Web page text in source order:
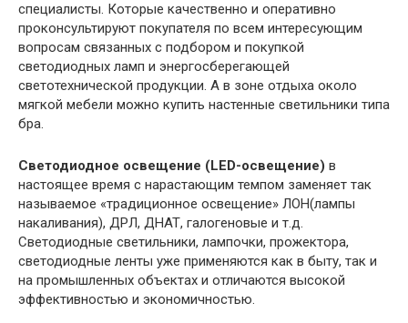
специалисты. Которые качественно и оперативно
проконсультируют покупателя по всем интересующим
вопросам связанных с подбором и покупкой
светодиодных ламп и энергосберегающей
светотехнической продукции. А в зоне отдыха около
мягкой мебели можно купить настенные светильники типа
бра.
Светодиодное освещение (LED-освещение) в
настоящее время с нарастающим темпом заменяет так
называемое «традиционное освещение» ЛОН(лампы
накаливания), ДРЛ, ДНАТ, галогеновые и т.д.
Светодиодные светильники, лампочки, прожектора,
светодиодные ленты уже применяются как в быту, так и
на промышленных объектах и отличаются высокой
эффективностью и экономичностью.